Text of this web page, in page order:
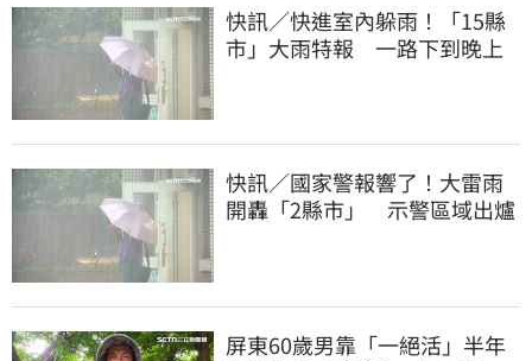
快訊／快進室內躲雨！「15縣
市」大雨特報 一路下到晚上
快訊／國家警報響了！大雷雨
開轟「2縣市」 示警區域出爐
屏東60歲男靠「一絕活」半年